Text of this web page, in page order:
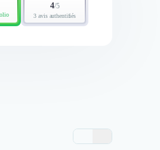
4/5
3 avis authentifiés